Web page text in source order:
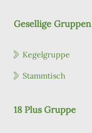
Gesellige Gruppen
Kegelgruppe
Stammtisch
18 Plus Gruppe